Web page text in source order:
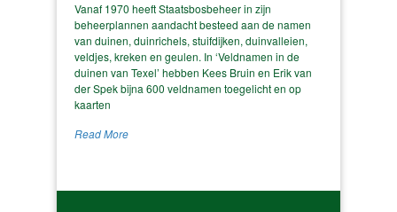
Vanaf 1970 heeft Staatsbosbeheer in zijn
beheerplannen aandacht besteed aan de namen
van duinen, duinrichels, stuifdijken, duinvalleien,
veldjes, kreken en geulen. In ‘Veldnamen in de
duinen van Texel’ hebben Kees Bruin en Erik van
der Spek bijna 600 veldnamen toegelicht en op
kaarten
Read More